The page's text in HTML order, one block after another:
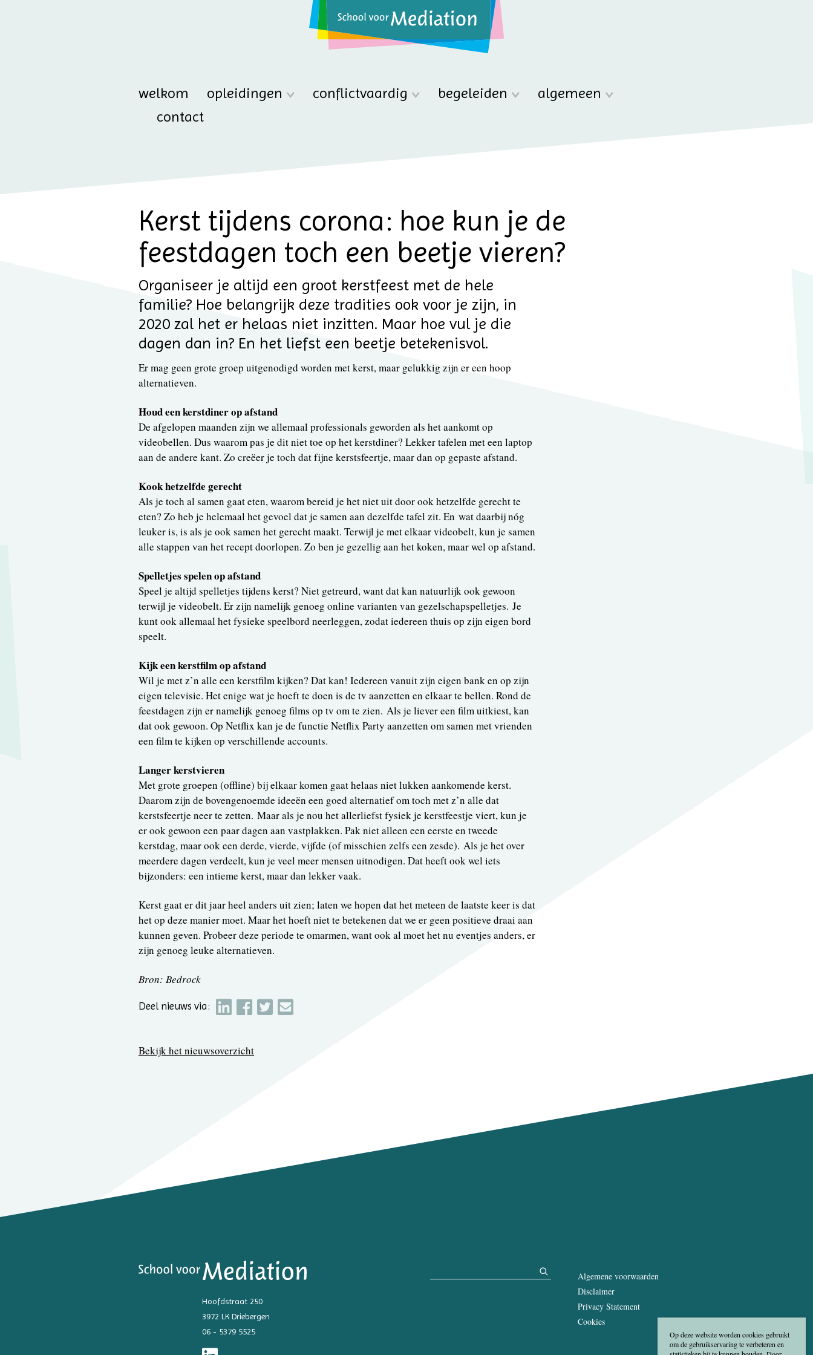
Op deze website worden cookies gebruikt
om de gebruikservaring te verbeteren en
welkom opleidingen conflictvaardig begeleiden
algemeen
contact
Kerst tijdens corona: hoe kun je de
feestdagen toch een beetje vieren?
Organiseer je altijd een groot kerstfeest met de hele
familie? Hoe belangrijk deze tradities ook voor je zijn, in
2020 zal het er helaas niet inzitten. Maar hoe vul je die
dagen dan in? En het liefst een beetje betekenisvol.
Er mag geen grote groep uitgenodigd worden met kerst, maar gelukkig zijn er een hoop
alternatieven.
Houd een kerstdiner op afstand
De afgelopen maanden zijn we allemaal professionals geworden als het aankomt op
videobellen. Dus waarom pas je dit niet toe op het kerstdiner? Lekker tafelen met een laptop
aan de andere kant. Zo creëer je toch dat fijne kerstsfeertje, maar dan op gepaste afstand.
Kook hetzelfde gerecht
Als je toch al samen gaat eten, waarom bereid je het niet uit door ook hetzelfde gerecht te
eten? Zo heb je helemaal het gevoel dat je samen aan dezelfde tafel zit. En wat daarbij nóg
leuker is, is als je ook samen het gerecht maakt. Terwijl je met elkaar videobelt, kun je samen
alle stappen van het recept doorlopen. Zo ben je gezellig aan het koken, maar wel op afstand.
Spelletjes spelen op afstand
Speel je altijd spelletjes tijdens kerst? Niet getreurd, want dat kan natuurlijk ook gewoon
terwijl je videobelt. Er zijn namelijk genoeg online varianten van gezelschapspelletjes. Je
kunt ook allemaal het fysieke speelbord neerleggen, zodat iedereen thuis op zijn eigen bord
speelt.
Kijk een kerstfilm op afstand
Wil je met z’n alle een kerstfilm kijken? Dat kan! Iedereen vanuit zijn eigen bank en op zijn
eigen televisie. Het enige wat je hoeft te doen is de tv aanzetten en elkaar te bellen. Rond de
feestdagen zijn er namelijk genoeg films op tv om te zien. Als je liever een film uitkiest, kan
dat ook gewoon. Op Netflix kan je de functie Netflix Party aanzetten om samen met vrienden
een film te kijken op verschillende accounts.
Langer kerstvieren
Met grote groepen (offline) bij elkaar komen gaat helaas niet lukken aankomende kerst.
Daarom zijn de bovengenoemde ideeën een goed alternatief om toch met z’n alle dat
kerstsfeertje neer te zetten. Maar als je nou het allerliefst fysiek je kerstfeestje viert, kun je
er ook gewoon een paar dagen aan vastplakken. Pak niet alleen een eerste en tweede
kerstdag, maar ook een derde, vierde, vijfde (of misschien zelfs een zesde). Als je het over
meerdere dagen verdeelt, kun je veel meer mensen uitnodigen. Dat heeft ook wel iets
bijzonders: een intieme kerst, maar dan lekker vaak.
Kerst gaat er dit jaar heel anders uit zien; laten we hopen dat het meteen de laatste keer is dat
het op deze manier moet. Maar het hoeft niet te betekenen dat we er geen positieve draai aan
kunnen geven. Probeer deze periode te omarmen, want ook al moet het nu eventjes anders, er
zijn genoeg leuke alternatieven.
Bron: Bedrock
Deel nieuws via:
Bekijk het nieuwsoverzicht
Hoofdstraat 250
3972 LK Driebergen
06 - 5379 5525
Algemene voorwaarden
Disclaimer
Privacy Statement
Cookies